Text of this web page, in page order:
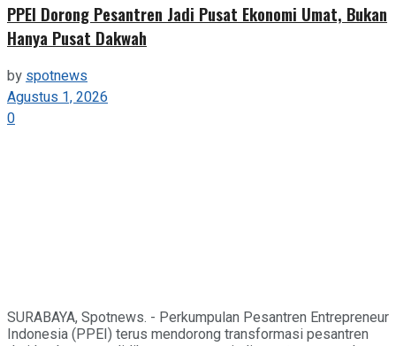
PPEI Dorong Pesantren Jadi Pusat Ekonomi Umat, Bukan
Hanya Pusat Dakwah
byspotnews
Agustus 1, 2026
0
SURABAYA, Spotnews. - Perkumpulan Pesantren Entrepreneur
Indonesia (PPEI) terus mendorong transformasi pesantren